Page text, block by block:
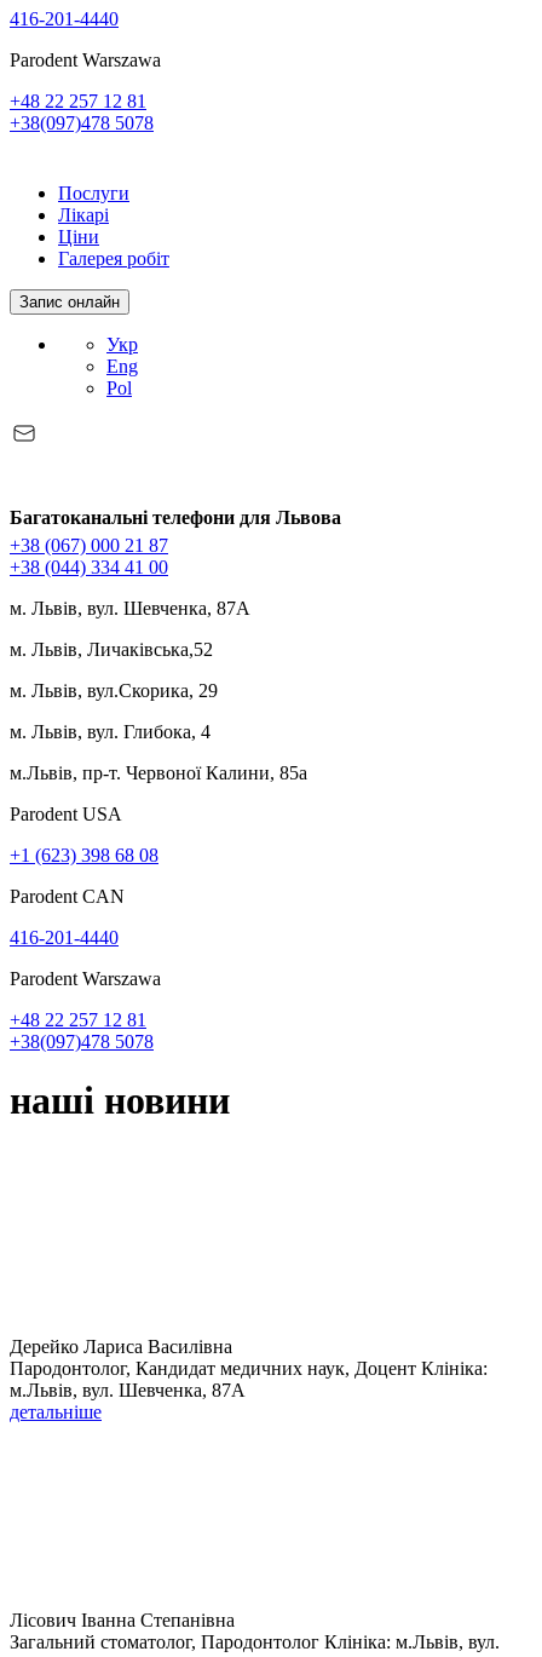
416-201-4440
Parodent Warszawa
+48 22 257 12 81
+38(097)478 5078
Послуги
Лікарі
Ціни
Галерея робіт
Запис онлайн
Укр
Eng
Pol
Багатоканальні телефони для Львова
+38 (067) 000 21 87
+38 (044) 334 41 00
м. Львів, вул. Шевченка, 87А
м. Львів, Личаківська,52
м. Львів, вул.Скорика, 29
м. Львів, вул. Глибока, 4
м.Львів, пр-т. Червоної Калини, 85а
Parodent USА
+1 (623) 398 68 08
Parodent CAN
416-201-4440
Parodent Warszawa
+48 22 257 12 81
+38(097)478 5078
наші новини
Дерейко Лариса Василівна
Пародонтолог, Кандидат медичних наук, Доцент Клініка:
м.Львів, вул. Шевченка, 87А
детальніше
Лісович Іванна Степанівна
Загальний стоматолог, Пародонтолог Клініка: м.Львів, вул.